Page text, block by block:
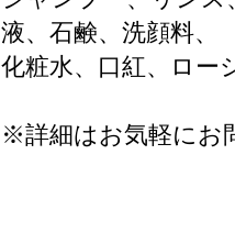
液、石鹸、洗顔料、
化粧水、口紅、ロー
※詳細はお気軽にお